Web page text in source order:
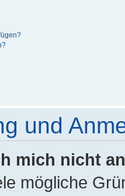
und
mich nicht
mögliche